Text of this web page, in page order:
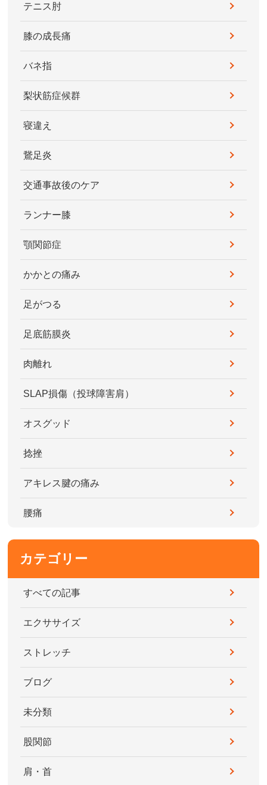
テニス肘
膝の成長痛
バネ指
梨状筋症候群
寝違え
鵞足炎
交通事故後のケア
ランナー膝
顎関節症
かかとの痛み
足がつる
足底筋膜炎
肉離れ
SLAP損傷（投球障害肩）
オスグッド
捻挫
アキレス腱の痛み
腰痛
カテゴリー
すべての記事
エクササイズ
ストレッチ
ブログ
未分類
股関節
肩・首